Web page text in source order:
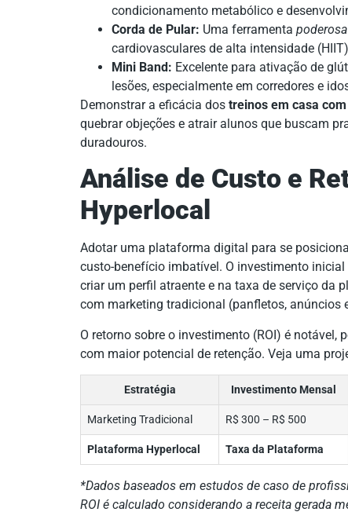
condicionamento metabólico e
Corda de Pular: Uma ferramenta poderosa
cardiovasculares de alta intensidade
Mini Band: Excelente para ativação de
lesões, especialmente em corredores e
Demonstrar a eficácia dos treinos em casa
quebrar objeções e atrair alunos que buscam
duradouros.
Análise de Custo e
Hyperlocal
Adotar uma plataforma digital para se
custo-benefício imbatível. O investimento
criar um perfil atraente e na taxa de serviço da
com marketing tradicional (panfletos, anúncios
O retorno sobre o investimento (ROI) é
com maior potencial de retenção. Veja uma
Estratégia Investimento Mensal
Marketing Tradicional R$ 300 – R$ 500
Plataforma Hyperlocal Taxa da Plataforma
*Dados baseados em estudos de caso de
ROI é calculado considerando a receita gerada